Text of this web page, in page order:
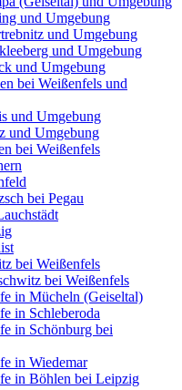
und Umgebung
und Umgebung
und Umgebung
und Umgebung
bei Weißenfels und
und Umgebung
und Umgebung
bei Weißenfels
bei Pegau
bei Weißenfels
bei Weißenfels
in Mücheln (Geiseltal)
in Schleberoda
in Schönburg bei
in Wiedemar
in Böhlen bei Leipzig